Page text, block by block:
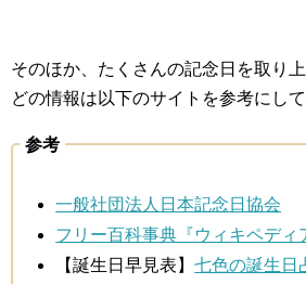
そのほか、たくさんの記念日を取り
どの情報は以下のサイトを参考にし
参考
一般社団法人日本記念日協会
フリー百科事典『ウィキペディ
【誕生日早見表】七色の誕生日